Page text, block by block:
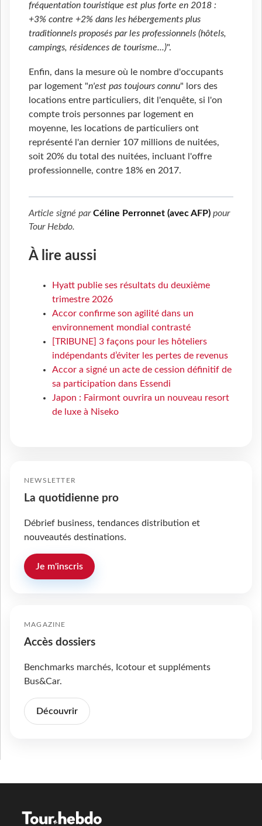
fréquentation touristique est plus forte en 2018 :
+3% contre +2% dans les hébergements plus
traditionnels proposés par les professionnels (hôtels,
campings, résidences de tourisme...)".
Enfin, dans la mesure où le nombre d'occupants
par logement "n'est pas toujours connu" lors des
locations entre particuliers, dit l'enquête, si l'on
compte trois personnes par logement en
moyenne, les locations de particuliers ont
représenté l'an dernier 107 millions de nuitées,
soit 20% du total des nuitées, incluant l'offre
professionnelle, contre 18% en 2017.
Article signé parCéline Perronnet (avec AFP) pour
Tour Hebdo.
À lire aussi
Hyatt publie ses résultats du deuxième
trimestre 2026
Accor confirme son agilité dans un
environnement mondial contrasté
[TRIBUNE] 3 façons pour les hôteliers
indépendants d’éviter les pertes de revenus
Accor a signé un acte de cession définitif de
sa participation dans Essendi
Japon : Fairmont ouvrira un nouveau resort
de luxe à Niseko
NEWSLETTER
La quotidienne pro
Débrief business, tendances distribution et
nouveautés destinations.
Je m'inscris
MAGAZINE
Accès dossiers
Benchmarks marchés, Icotour et suppléments
Bus&Car.
Découvrir